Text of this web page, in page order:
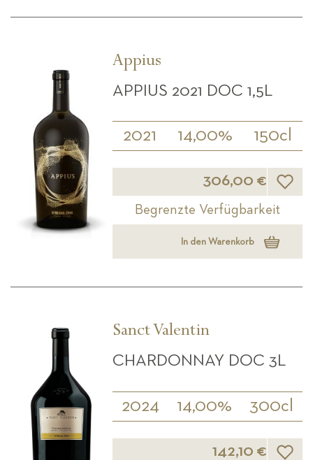
Appius
APPIUS 2021 DOC 1,5L
2021 14,00% 150cl
306,00 €
Begrenzte Verfügbarkeit
In den Warenkorb
Sanct Valentin
CHARDONNAY DOC 3L
2024 14,00% 300cl
142,10 €